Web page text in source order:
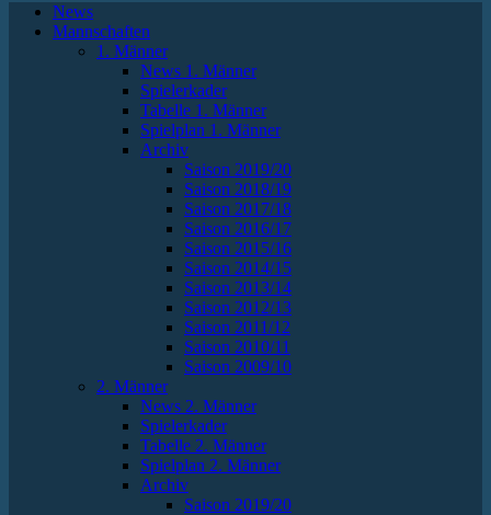
News
Mannschaften
1. Männer
News 1. Männer
Spielerkader
Tabelle 1. Männer
Spielplan 1. Männer
Archiv
Saison 2019/20
Saison 2018/19
Saison 2017/18
Saison 2016/17
Saison 2015/16
Saison 2014/15
Saison 2013/14
Saison 2012/13
Saison 2011/12
Saison 2010/11
Saison 2009/10
2. Männer
News 2. Männer
Spielerkader
Tabelle 2. Männer
Spielplan 2. Männer
Archiv
Saison 2019/20